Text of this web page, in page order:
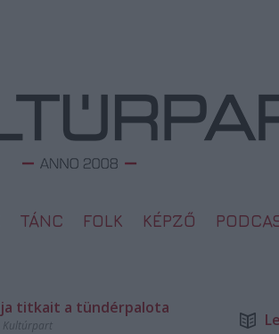
TÁNC FOLK KÉPZŐ
titkait a tündérpalota
Kultúrpart